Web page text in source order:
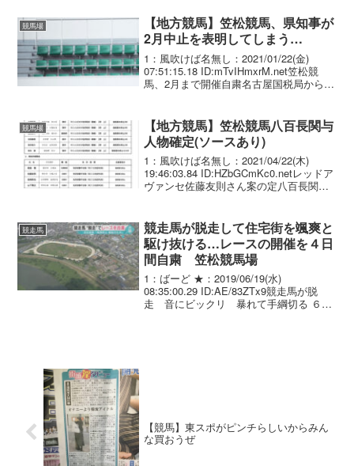
た事実確認を行うた...
競馬場
【地方競馬】笠松競馬、県知事が
2月中止を表明してしまう…
1：風吹けば名無し：2021/01/22(金)
07:51:15.18 ID:mTvIHmxrM.net笠松競
馬、2月まで開催自粛名古屋国税局から笠
催を自粛すること...
競馬場
【地方競馬】笠松競馬八百長関与
人物確定(ソースあり)
1：風吹けば名無し：2021/04/22(木)
19:46:03.84 ID:HZbGCmKc0.netレッドア
ヴァンセ佐藤友則さん案の定八百長関与
競走馬
競走馬が脱走して住宅街を颯爽と
駆け抜ける…レースの開催を４日
間自粛 笠松競馬場
1：ばーど ★：2019/06/19(水)
08:35:00.29 ID:AE/83ZTx9競走馬が脱
走 音にビックリ 暴れて手綱切る ６月
【競馬】東スポがピンチらしいからみん
な買おうぜ